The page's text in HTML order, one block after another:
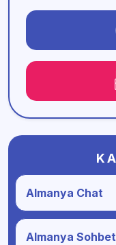
Almanya Chat
Almanya